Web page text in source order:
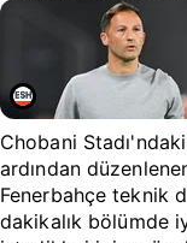
Chobani
ardından
Fenerbahçe teknik
dakikalık bölümde